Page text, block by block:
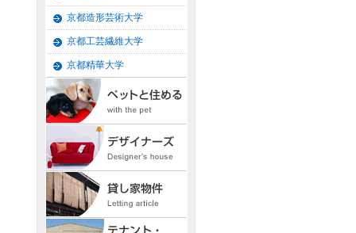
京都造形芸術大学
京都工芸繊維大学
京都精華大学